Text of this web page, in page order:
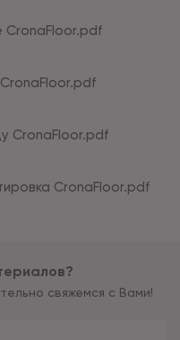
CronaFloor.pdf
CronaFloor.pdf
CronaFloor.pdf
свяжемся с Вами!